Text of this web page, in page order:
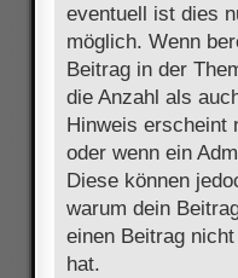
eventuell ist dies
möglich. Wenn
Beitrag in der
die Anzahl als
Hinweis erscheint
oder wenn ein
Diese können
warum dein
einen Beitrag
hat.